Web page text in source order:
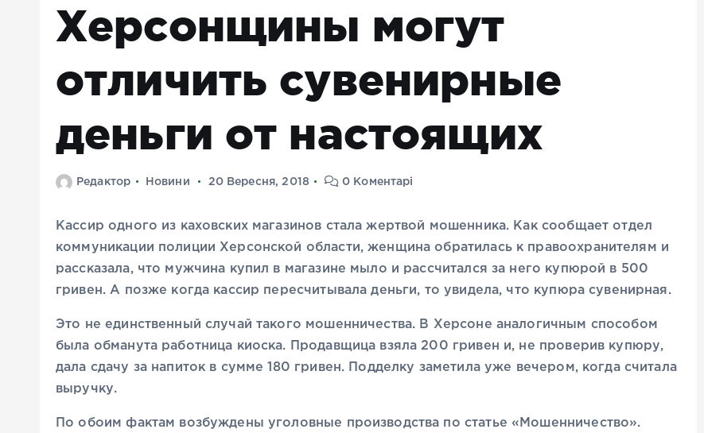
Херсонщины могут
отличить сувенирные
деньги от настоящих
Редактор Новини 20 Вересня, 2018 0 Коментарі
Кассир одного из каховских магазинов стала жертвой мошенника. Как сообщает отдел
коммуникации полиции Херсонской области, женщина обратилась к правоохранителям и
рассказала, что мужчина купил в магазине мыло и рассчитался за него купюрой в 500
гривен. А позже когда кассир пересчитывала деньги, то увидела, что купюра сувенирная.
Это не единственный случай такого мошенничества. В Херсоне аналогичным способом
была обманута работница киоска. Продавщица взяла 200 гривен и, не проверив купюру,
дала сдачу за напиток в сумме 180 гривен. Подделку заметила уже вечером, когда считала
выручку.
По обоим фактам возбуждены уголовные производства по статье «Мошенничество».